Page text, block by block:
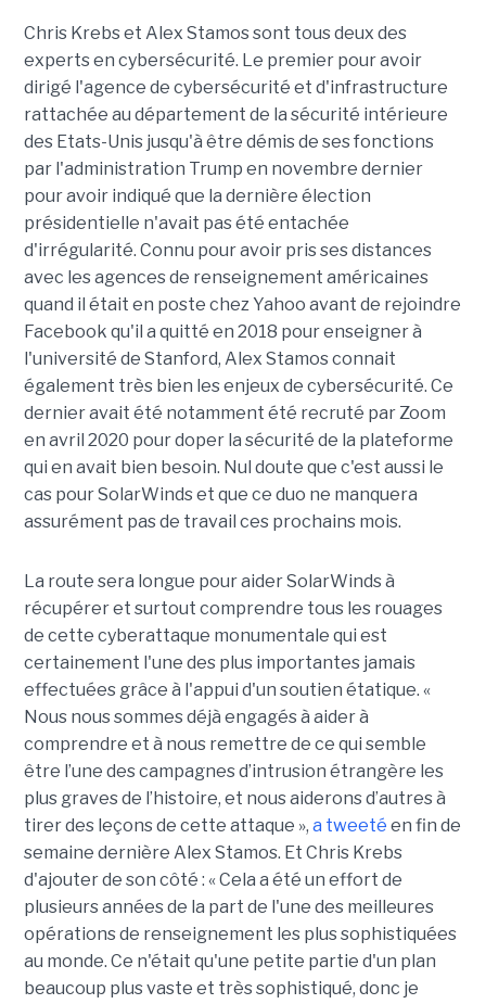
Chris Krebs et Alex Stamos sont tous deux des
experts en cybersécurité. Le premier pour avoir
dirigé l'agence de cybersécurité et d'infrastructure
rattachée au département de la sécurité intérieure
des Etats-Unis jusqu'à être démis de ses fonctions
par l'administration Trump en novembre dernier
pour avoir indiqué que la dernière élection
présidentielle n'avait pas été entachée
d'irrégularité. Connu pour avoir pris ses distances
avec les agences de renseignement américaines
quand il était en poste chez Yahoo avant de rejoindre
Facebook qu'il a quitté en 2018 pour enseigner à
l'université de Stanford, Alex Stamos connait
également très bien les enjeux de cybersécurité. Ce
dernier avait été notamment été recruté par Zoom
en avril 2020 pour doper la sécurité de la plateforme
qui en avait bien besoin. Nul doute que c'est aussi le
cas pour SolarWinds et que ce duo ne manquera
assurément pas de travail ces prochains mois.
La route sera longue pour aider SolarWinds à
récupérer et surtout comprendre tous les rouages
de cette cyberattaque monumentale qui est
certainement l'une des plus importantes jamais
effectuées grâce à l'appui d'un soutien étatique. «
Nous nous sommes déjà engagés à aider à
comprendre et à nous remettre de ce qui semble
être l’une des campagnes d’intrusion étrangère les
plus graves de l’histoire, et nous aiderons d’autres à
tirer des leçons de cette attaque », a tweeté en fin de
semaine dernière Alex Stamos. Et Chris Krebs
d'ajouter de son côté : « Cela a été un effort de
plusieurs années de la part de l'une des meilleures
opérations de renseignement les plus sophistiquées
au monde. Ce n'était qu'une petite partie d'un plan
beaucoup plus vaste et très sophistiqué, donc je